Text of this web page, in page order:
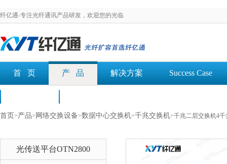
纤亿通-专注光纤通讯产品研发，欢迎您的光临
首 页 产 品 解决方案 Success Case
首页 >产品> 网络交换设备>数据中心交换机>千兆交换机>千兆二层交换机4千
光传送平台OTN2800